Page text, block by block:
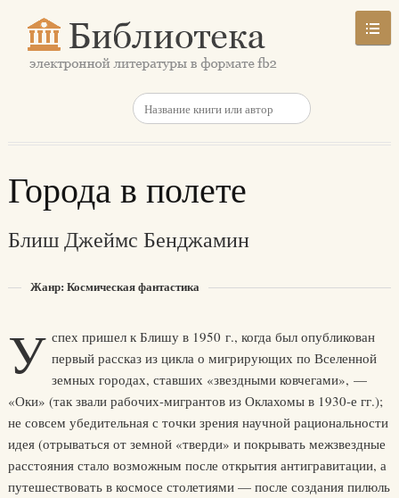
Города в полете
Блиш Джеймс Бенджамин
Жанр: Космическая фантастика
У спех пришел к Блишу в 1950 г., когда был опубликован
первый рассказ из цикла о мигрирующих по Вселенной
земных городах, ставших «звездными ковчегами», —
«Оки» (так звали рабочих-мигрантов из Оклахомы в 1930-е гг.);
не совсем убедительная с точки зрения научной рациональности
идея (отрываться от земной «тверди» и покрывать межзвездные
расстояния стало возможным после открытия антигравитации, а
путешествовать в космосе столетиями — после создания пилюль